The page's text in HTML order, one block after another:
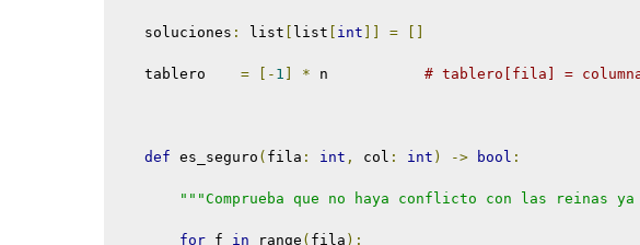
soluciones : list [ list [ int ]] = []
tablero = [- 1 ] * n # tablero[fila] =
def es_seguro ( fila : int , col : int ) -> bool :
"""Comprueba que no haya conflicto con las reinas
for f in range ( fila ):